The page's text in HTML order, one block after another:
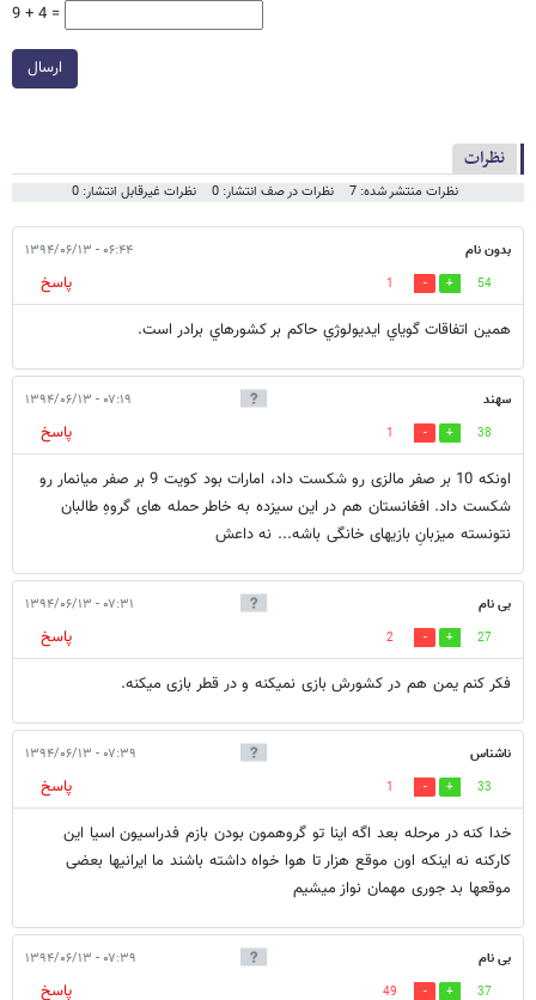
9 + 4 =
ارسال
نظرات
نظرات منتشر شده: 7 نظرات در صف انتشار: 0 نظرات غیرقابل انتشار: 0
بدون نام ۰۶:۴۴ - ۱۳۹۴/۰۶/۱۳
54
1
پاسخ
همين اتفاقات گوياي ايديولوژي حاكم بر كشورهاي برادر است.
سهند ۰۷:۱۹ - ۱۳۹۴/۰۶/۱۳
38
1
پاسخ
اونکه 10 بر صفر مالزی رو شکست داد، امارات بود کویت 9 بر صفر میانمار رو
شکست داد. افغانستان هم در این سیزده به خاطر حمله های گروهِ طالبان
نتونسته میزبانِ بازیهای خانگی باشه... نه داعش
بی نام ۰۷:۳۱ - ۱۳۹۴/۰۶/۱۳
27
2
پاسخ
فکر کنم یمن هم در کشورش بازی نمیکنه و در قطر بازی میکنه.
ناشناس ۰۷:۳۹ - ۱۳۹۴/۰۶/۱۳
33
1
پاسخ
خدا کنه در مرحله بعد اگه اینا تو گروهمون بودن بازم فدراسیون اسیا این
کارکنه نه اینکه اون موقع هزار تا هوا خواه داشته باشند ما ایرانیها بعضی
موقعها بد جوری مهمان نواز میشیم
بی نام ۰۷:۳۹ - ۱۳۹۴/۰۶/۱۳
37
49 پاسخ